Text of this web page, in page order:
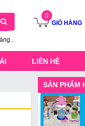
0
GIỎ HÀNG
LIÊN HỆ
SẢN PHẨM